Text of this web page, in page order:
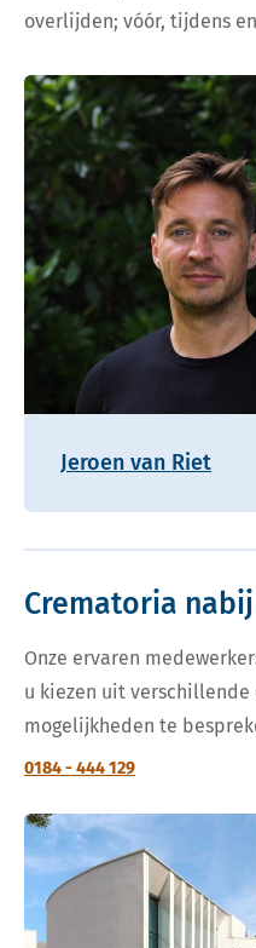
overlijden; vóór, tijdens
Jeroen van Riet
Crematoria
Onze ervaren
u kiezen uit
mogelijkheden te
0184 - 444 129